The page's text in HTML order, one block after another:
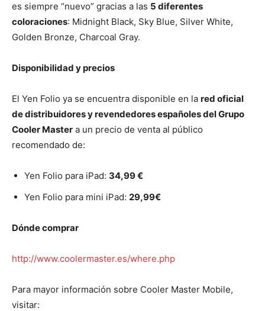
es siempre “nuevo” gracias a las 5 diferentes
coloraciones: Midnight Black, Sky Blue, Silver White,
Golden Bronze, Charcoal Gray.
Disponibilidad y precios
El Yen Folio ya se encuentra disponible en la red oficial
de distribuidores y revendedores españoles del Grupo
Cooler Master a un precio de venta al público
recomendado de:
Yen Folio para iPad: 34,99 €
Yen Folio para mini iPad: 29,99€
Dónde comprar
http://www.coolermaster.es/where.php
Para mayor información sobre Cooler Master Mobile,
visitar: